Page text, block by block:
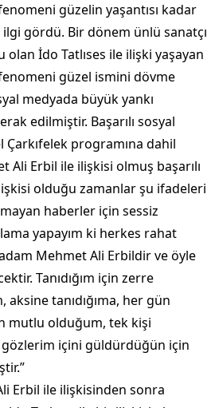
güzelin yaşantısı kadar
gördü. Bir dönem ünlü sanatçı
olan İdo Tatlıses ile ilişki yaşayan
güzel ismini dövme
medyada büyük yankı
edilmiştir. Başarılı sosyal
programına dahil
Erbil ile ilişkisi olmuş başarılı
olduğu zamanlar şu ifadeleri
haberler için sessiz
yapayım ki herkes rahat
Mehmet Ali Erbildir ve öyle
Tanıdığım için zerre
aksine tanıdığıma, her gün
mutlu olduğum, tek kişi
içini güldürdüğün için
Erbil ile ilişkisinden sonra